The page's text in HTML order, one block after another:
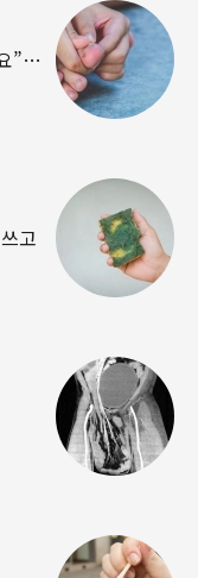
”…
고